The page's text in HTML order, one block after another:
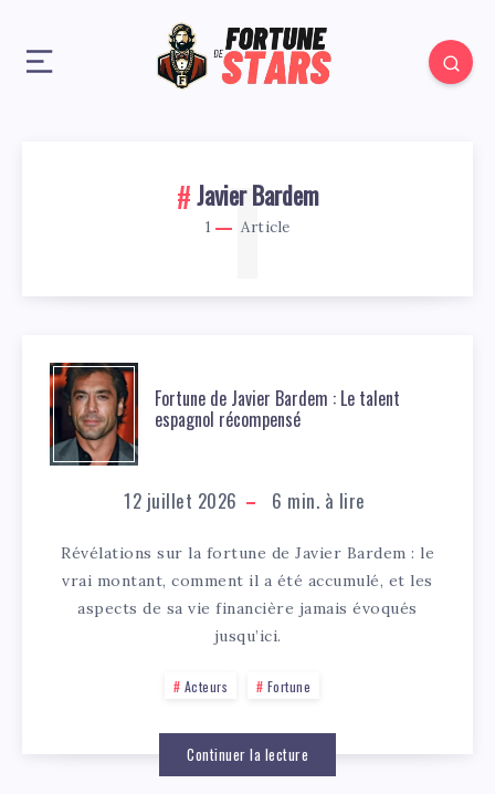
Javier Bardem
1 Article
1
Fortune de Javier Bardem : Le talent
espagnol récompensé
12 juillet 2026 6 min. à lire
Révélations sur la fortune de Javier Bardem : le
vrai montant, comment il a été accumulé, et les
aspects de sa vie financière jamais évoqués
jusqu’ici.
Acteurs Fortune
Continuer la lecture